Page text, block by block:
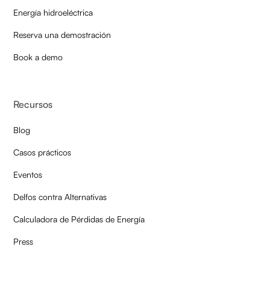
Energía hidroeléctrica
Reserva una demostración
Book a demo
Recursos
Blog
Casos prácticos
Eventos
Delfos contra Alternativas
Calculadora de Pérdidas de Energía
Press